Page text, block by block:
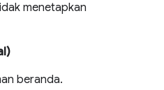
menetapkan
beranda.